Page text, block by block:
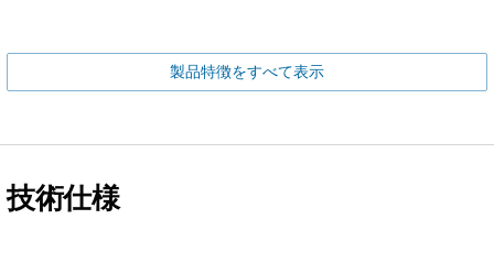
製品特徴をすべて表示
技術仕様